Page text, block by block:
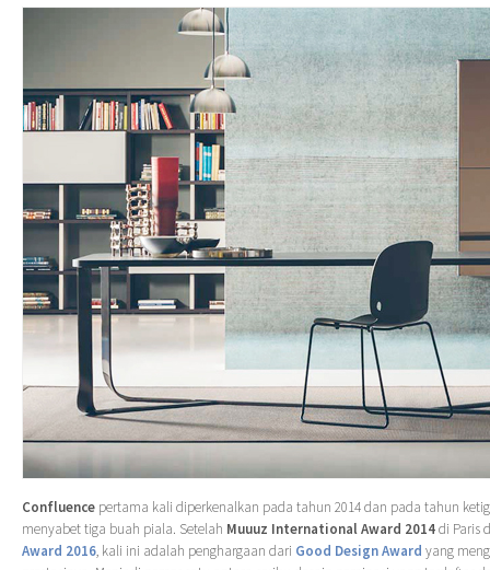
Confluence pertama kali diperkenalkan pada tahun 2014 dan pada tahun
menyabet tiga buah piala. Setelah Muuuz International Award 2014di Paris
Award 2016, kali ini adalah penghargaan dari Good Design Award yang